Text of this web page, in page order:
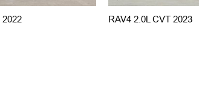
RAV4 2.0L CVT 2023